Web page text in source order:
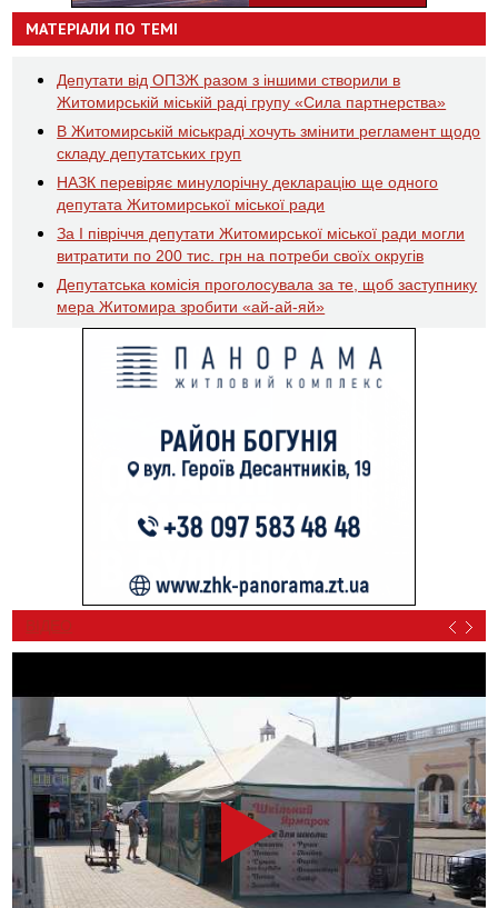
МАТЕРІАЛИ ПО ТЕМІ
Депутати від ОПЗЖ разом з іншими створили в
Житомирській міській раді групу «Сила партнерства»
В Житомирській міськраді хочуть змінити регламент щодо
складу депутатських груп
НАЗК перевіряє минулорічну декларацію ще одного
депутата Житомирської міської ради
За І півріччя депутати Житомирської міської ради могли
витратити по 200 тис. грн на потреби своїх округів
Депутатська комісія проголосувала за те, щоб заступнику
мера Житомира зробити «ай-ай-яй»
ВІДЕО